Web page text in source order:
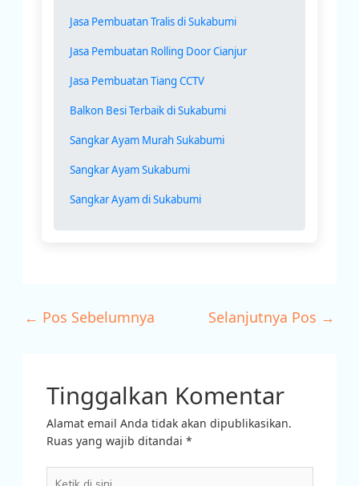
Jasa Pembuatan Tralis di Sukabumi
Jasa Pembuatan Rolling Door Cianjur
Jasa Pembuatan Tiang CCTV
Balkon Besi Terbaik di Sukabumi
Sangkar Ayam Murah Sukabumi
Sangkar Ayam Sukabumi
Sangkar Ayam di Sukabumi
← Pos Sebelumnya Selanjutnya Pos →
Tinggalkan Komentar
Alamat email Anda tidak akan dipublikasikan.
Ruas yang wajib ditandai *